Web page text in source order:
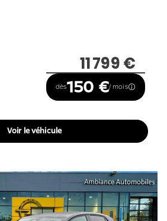
11 799 €
dès150 €/ mois
Voir le véhicule